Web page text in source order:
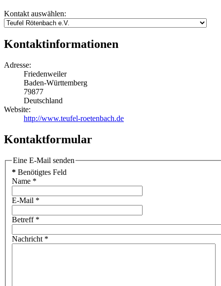
Kontakt auswählen:
Kontaktinformationen
Adresse:
Friedenweiler
Baden-Württemberg
79877
Deutschland
Website:
http://www.teufel-roetenbach.de
Kontaktformular
Eine E-Mail senden
* Benötigtes Feld
Name *
E-Mail *
Betreff*
Nachricht *